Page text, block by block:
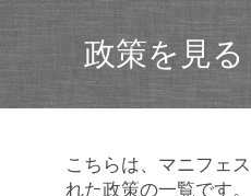
政策を見
こちらは、マニフェ
れた政策の一覧です。